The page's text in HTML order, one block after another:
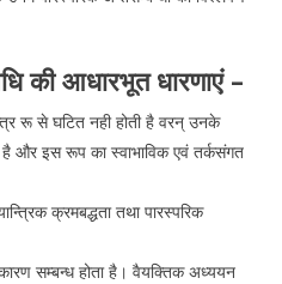
की आधारभूत धारणाएं –
रू से घटित नही होती है वरन् उनके
और इस रूप का स्वाभाविक एवं तर्कसंगत
क्रमबद्धता तथा पारस्परिक
सम्बन्ध होता है। वैयक्तिक अध्ययन